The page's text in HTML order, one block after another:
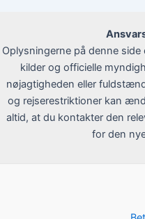
Oplysningerne på denne
kilder og officielle
nøjagtigheden eller
og rejserestriktioner kan
altid, at du kontakter den
for den